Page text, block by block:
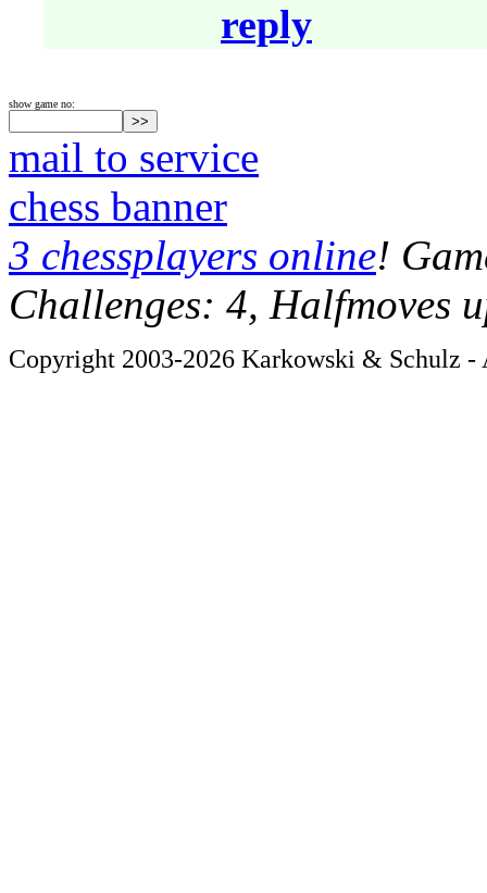
reply
show game no:
mail to service
chess banner
3 chessplayers online!
Challenges: 4, Halfmoves
Copyright 2003-2026 Karkowski & Schulz